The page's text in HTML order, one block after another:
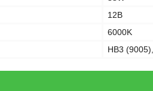
12В
6000K
HB3